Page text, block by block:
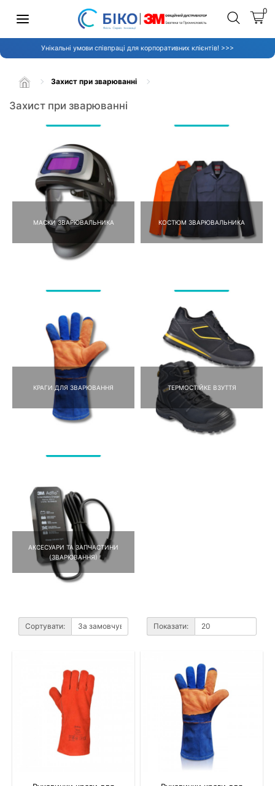
0
Унікальні умови співпраці для корпоративних клієнтів! >>>
Захист при зварюванні
Захист при зварюванні
МАСКИ ЗВАРЮВАЛЬНИКА КОСТЮМ ЗВАРЮВАЛЬНИКА
КРАГИ ДЛЯ ЗВАРЮВАННЯ ТЕРМОСТІЙКЕ ВЗУТТЯ
АКСЕСУАРИ ТА ЗАПЧАСТИНИ
(ЗВАРЮВАННЯ)
Сортувати: Показати: